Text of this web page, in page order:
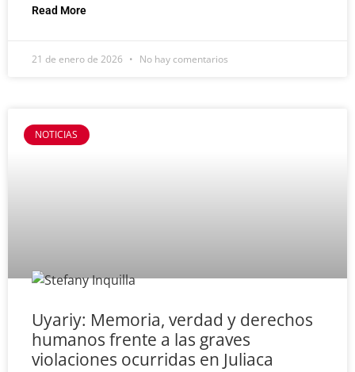
Read More
21 de enero de 2026 No hay comentarios
NOTICIAS
Uyariy: Memoria, verdad y derechos
humanos frente a las graves
violaciones ocurridas en Juliaca